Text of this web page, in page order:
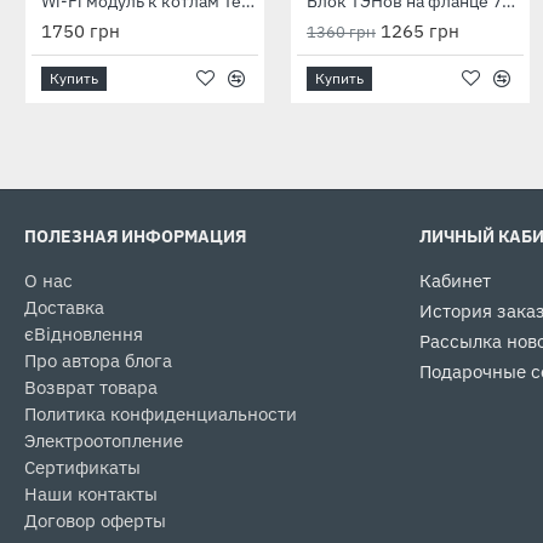
1750 грн
Купить
1360 грн 1265 грн
Купить
ПОЛЕЗНАЯ ИНФОРМАЦИЯ
О нас
Доставка
єВідновлення
Про автора блога
Возврат товара
Политика конфиденциальности
Электроотопление
Сертификаты
Наши контакты
Договор оферты
ЛИЧНЫЙ
Кабинет
История
Рассылка
Подарочные